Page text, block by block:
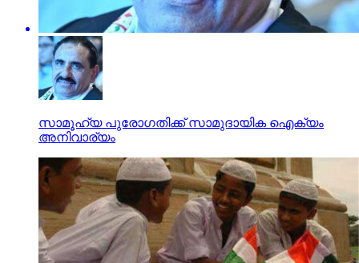
സാമൂഹ്യ പുരോഗതിക്ക് സാമുദായിക ഐക്യം
അനിവാര്യം